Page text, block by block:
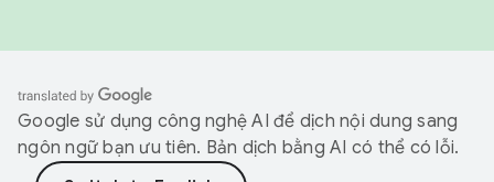
Google sử dụng công nghệ AI để dịch nội dung sang
ngôn ngữ bạn ưu tiên. Bản dịch bằng AI có thể có lỗi.